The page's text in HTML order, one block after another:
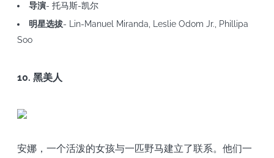
导演- 托马斯-凯尔
明星选拔- Lin-Manuel Miranda, Leslie Odom Jr., Phillipa
Soo
10. 黑美人
安娜，一个活泼的女孩与一匹野马建立了联系。他们一